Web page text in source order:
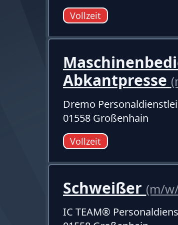
Vollzeit
Abkantpresse
Dremo
01558 Großenhain
Vollzeit
Schweißer (m/
IC TEAM®